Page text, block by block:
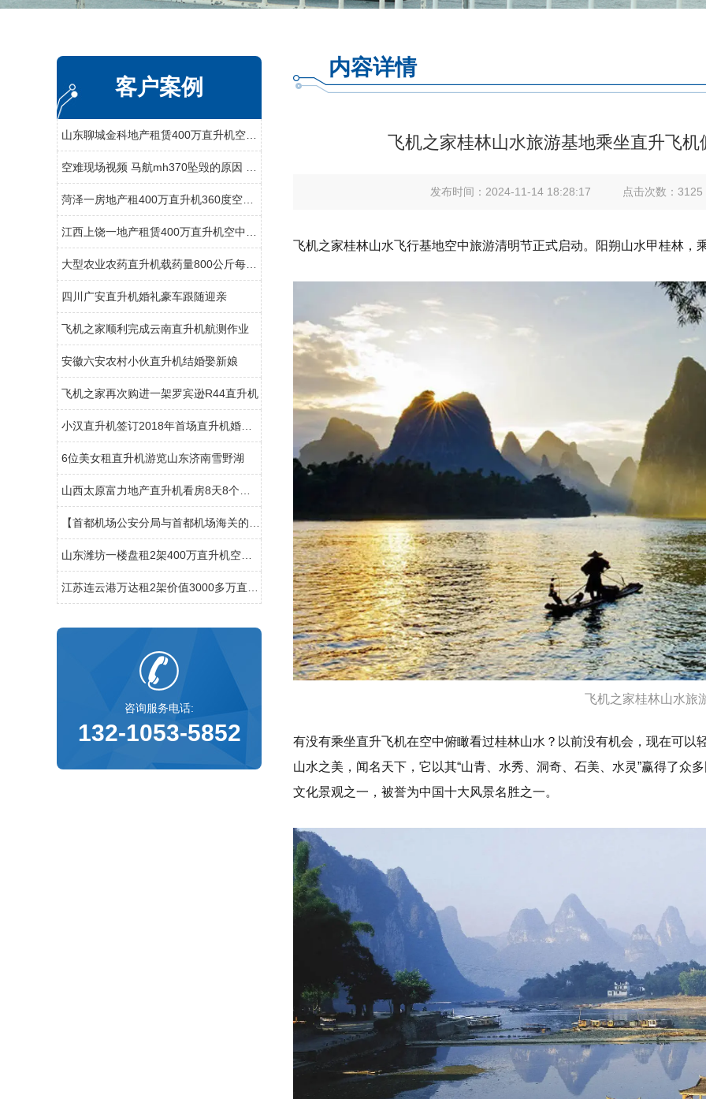
客户案例
四川广安直升机婚礼豪车跟随迎亲
飞机之家顺利完成云南直升机航测作业
安徽六安农村小伙直升机结婚娶新娘
飞机之家再次购进一架罗宾逊R44直升机
6位美女租直升机游览山东济南雪野湖
咨询服务电话:
132-1053-5852
内容详情
飞机之家桂林山水旅游基地乘坐直升飞
发布时间： 2024-11-14 18:28:17 点击次数： 3125
飞机之家桂林山水飞行基地空中旅游清明节正式启动。阳朔山水甲桂林，
飞机之家桂林山水旅
有没有乘坐直升飞机在空中俯瞰看过桂林山水？以前没有机会，现在可以
山水之美，闻名天下，它以其“山青、水秀、洞奇、石美、水灵”赢得了众
文化景观之一，被誉为中国十大风景名胜之一。